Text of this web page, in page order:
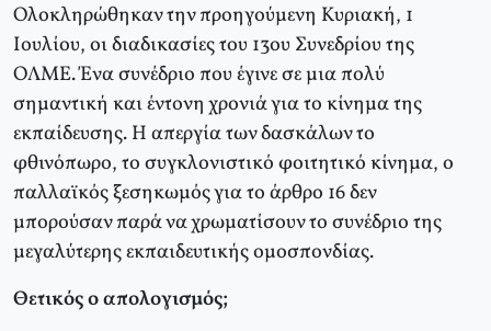
Ολοκληρώθηκαν την προηγούμενη Kυριακή, 1
Iουλίου, οι διαδικασίες του 13ου Συνεδρίου της
OΛME. Ένα συνέδριο που έγινε σε μια πολύ
σημαντική και έντονη χρονιά για το κίνημα της
εκπαίδευσης. H απεργία των δασκάλων το
φθινόπωρο, το συγκλονιστικό φοιτητικό κίνημα, ο
παλλαϊκός ξεσηκωμός για το άρθρο 16 δεν
μπορούσαν παρά να χρωματίσουν το συνέδριο της
μεγαλύτερης εκπαιδευτικής ομοσπονδίας.
Θετικός ο απολογισμός;